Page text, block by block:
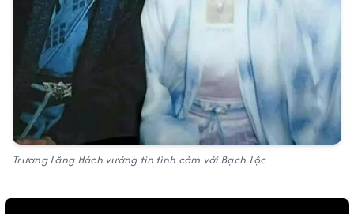
Trương Lăng Hách vướng tin tình cảm với Bạch Lộc